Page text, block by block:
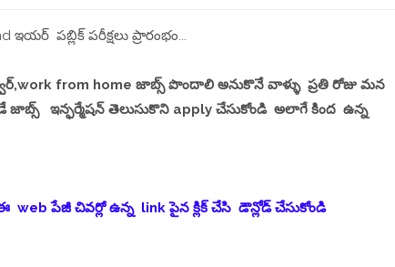
ఇయర్ పబ్లిక్ పరీక్షలు ప్రారంభం...
from home జాబ్స్ పొందాలి అనుకొనే వాళ్ళు ప్రతి రోజు మన
ఇన్ఫర్మేషన్ తెలుసుకొని apply చేసుకోండి అలాగే కింద ఉన్న
web పేజీ చివర్లో ఉన్న link పైన క్లిక్ చేసి డౌన్లోడ్ చేసుకోండి